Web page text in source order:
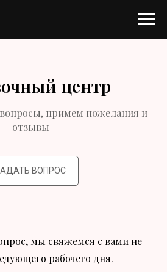
центр
примем пожелания и
отзывы
ВОПРОС
мы свяжемся с вами не
рабочего дня.